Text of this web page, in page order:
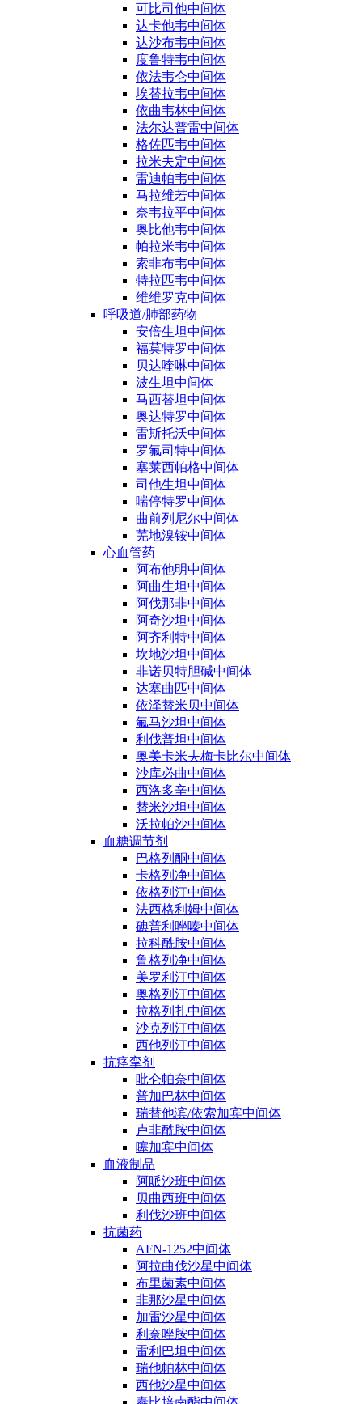
可比司他中间体
达卡他韦中间体
达沙布韦中间体
度鲁特韦中间体
依法韦仑中间体
埃替拉韦中间体
依曲韦林中间体
法尔达普雷中间体
格佐匹韦中间体
拉米夫定中间体
雷迪帕韦中间体
马拉维若中间体
奈韦拉平中间体
奥比他韦中间体
帕拉米韦中间体
索非布韦中间体
特拉匹韦中间体
维维罗克中间体
呼吸道/肺部药物
安倍生坦中间体
福莫特罗中间体
贝达喹啉中间体
波生坦中间体
马西替坦中间体
奥达特罗中间体
雷斯托沃中间体
罗氟司特中间体
塞莱西帕格中间体
司他生坦中间体
喘停特罗中间体
曲前列尼尔中间体
芜地溴铵中间体
心血管药
阿布他明中间体
阿曲生坦中间体
阿伐那非中间体
阿奇沙坦中间体
阿齐利特中间体
坎地沙坦中间体
非诺贝特胆碱中间体
达塞曲匹中间体
依泽替米贝中间体
氟马沙坦中间体
利伐普坦中间体
奥美卡米夫梅卡比尔中间体
沙库必曲中间体
西洛多辛中间体
替米沙坦中间体
沃拉帕沙中间体
血糖调节剂
巴格列酮中间体
卡格列净中间体
依格列汀中间体
法西格利姆中间体
碘普利唑嗪中间体
拉科酰胺中间体
鲁格列净中间体
美罗利汀中间体
奥格列汀中间体
拉格列扎中间体
沙克列汀中间体
西他列汀中间体
抗痉挛剂
吡仑帕奈中间体
普加巴林中间体
瑞替他滨/依索加宾中间体
卢非酰胺中间体
噻加宾中间体
血液制品
阿哌沙班中间体
贝曲西班中间体
利伐沙班中间体
抗菌药
AFN-1252中间体
阿拉曲伐沙星中间体
布里菌素中间体
非那沙星中间体
加雷沙星中间体
利奈唑胺中间体
雷利巴坦中间体
瑞他帕林中间体
西他沙星中间体